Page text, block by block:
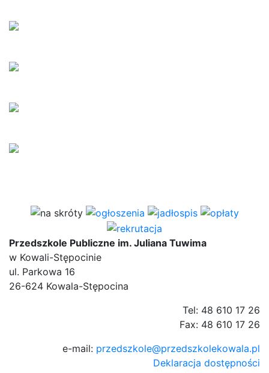
Przedszkole Publiczne im. Juliana Tuwima
w Kowali-Stępocinie
ul. Parkowa 16
26-624 Kowala-Stępocina
Tel: 48 610 17 26
Fax: 48 610 17 26
e-mail: przedszkole@przedszkolekowala.pl
Deklaracja dostępności